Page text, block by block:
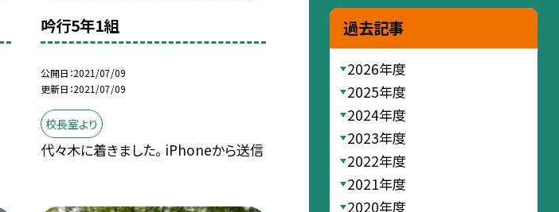
吟行5年1組
公開日 2021/07/09
更新日 2021/07/09
校長室より
代々木に着きました。 iPhoneから送信
過去記事
2026年度
2025年度
2024年度
2023年度
2022年度
2021年度
2020年度